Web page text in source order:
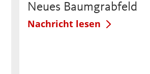
Neues Baumgrabfeld
Nachricht lesen